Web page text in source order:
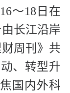
～18日在
长江沿岸
周刊》共
、转型升
国内外科